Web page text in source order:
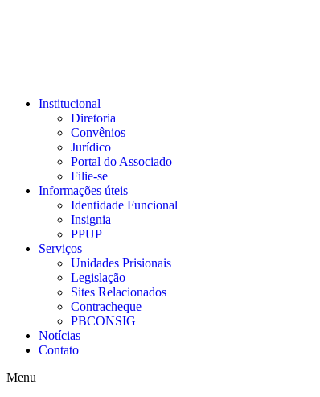
Institucional
Diretoria
Convênios
Jurídico
Portal do Associado
Filie-se
Informações úteis
Identidade Funcional
Insignia
PPUP
Serviços
Unidades Prisionais
Legislação
Sites Relacionados
Contracheque
PBCONSIG
Notícias
Contato
Menu